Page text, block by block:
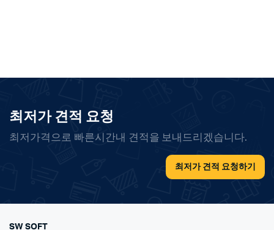
최저가 견적 요청
최저가격으로 빠른시간내 견적을 보내드리겠습니다.
최저가 견적 요청하기
SW SOFT